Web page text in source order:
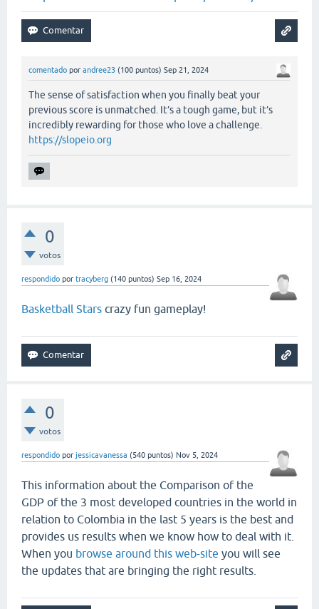
comentado por andree23 (100 puntos) Sep 21, 2024
The sense of satisfaction when you finally beat your
previous score is unmatched. It’s a tough game, but it’s
incredibly rewarding for those who love a challenge.
https://slopeio.org
0
votos
respondido por tracyberg (140 puntos) Sep 16, 2024
Basketball Stars crazy fun gameplay!
0
votos
respondido por jessicavanessa (540 puntos) Nov 5, 2024
This information about the Comparison of the
GDP of the 3 most developed countries in the world in
relation to Colombia in the last 5 years is the best and
provides us results when we know how to deal with it.
When you browse around this web-site you will see
the updates that are bringing the right results.